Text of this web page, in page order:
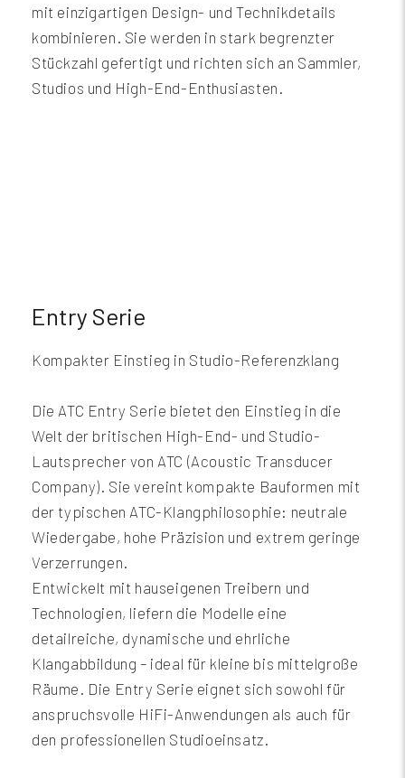
mit einzigartigen Design- und Technikdetails
kombinieren. Sie werden in stark begrenzter
Stückzahl gefertigt und richten sich an Sammler,
Studios und High-End-Enthusiasten.
Entry Serie
Kompakter Einstieg in Studio-Referenzklang
Die ATC Entry Serie bietet den Einstieg in die
Welt der britischen High-End- und Studio-
Lautsprecher von ATC (Acoustic Transducer
Company). Sie vereint kompakte Bauformen mit
der typischen ATC-Klangphilosophie: neutrale
Wiedergabe, hohe Präzision und extrem geringe
Verzerrungen.
Entwickelt mit hauseigenen Treibern und
Technologien, liefern die Modelle eine
detailreiche, dynamische und ehrliche
Klangabbildung – ideal für kleine bis mittelgroße
Räume. Die Entry Serie eignet sich sowohl für
anspruchsvolle HiFi-Anwendungen als auch für
den professionellen Studioeinsatz.